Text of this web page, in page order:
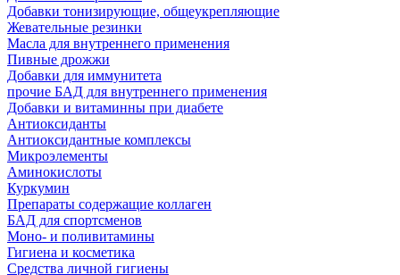
Добавки тонизирующие, общеукрепляющие
Жевательные резинки
Масла для внутреннего применения
Пивные дрожжи
Добавки для иммунитета
прочие БАД для внутреннего применения
Добавки и витаминны при диабете
Антиоксиданты
Антиоксидантные комплексы
Микроэлементы
Аминокислоты
Куркумин
Препараты содержащие коллаген
БАД для спортсменов
Моно- и поливитамины
Гигиена и косметика
Средства личной гигиены